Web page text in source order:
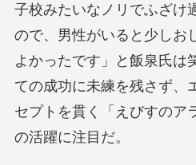
子校みたいなノリでふざけ
ので、男性がいると少しお
よかったです」と飯泉氏は
ての成功に未練を残さず、
セプトを貫く「えびすのア
の活躍に注目だ。